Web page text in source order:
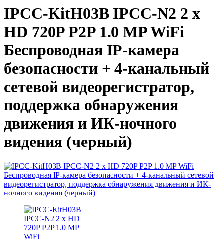
IPCC-KitH03B IPCC-N2 2 x
HD 720P P2P 1.0 MP WiFi
Беспроводная IP-камера
безопасности + 4-канальный
сетевой видеорегистратор,
поддержка обнаружения
движения и ИК-ночного
видения (черный)